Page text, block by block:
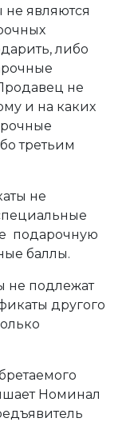
являются
либо
не
и на каких
третьим
не
подарочную
баллы.
не подлежат
другого
Номинал